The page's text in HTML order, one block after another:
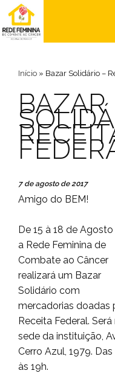
Início » Bazar Solidário –
BAZAR
7 de agosto de 2017
Amigo do BEM!
De 15 à 18 de Agosto
a Rede Feminina de
Combate ao Câncer
realizará um Bazar
Solidário com
mercadorias doadas
Receita Federal. Será
sede da instituição,
Cerro Azul, 1979. Das
às 19h.